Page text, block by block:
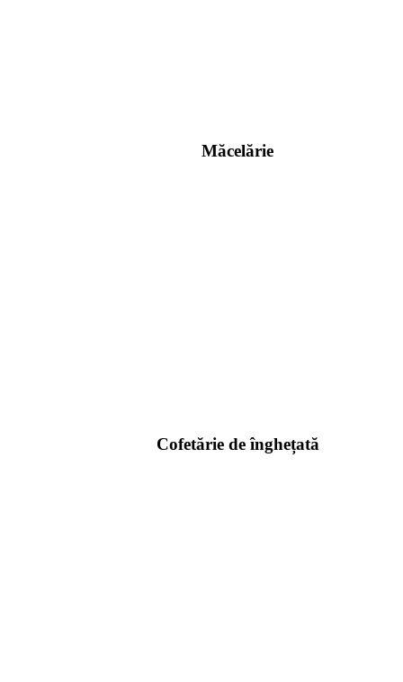
Măcelărie
Cofetărie de înghețată